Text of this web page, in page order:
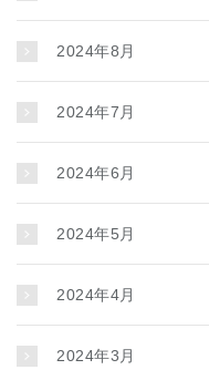
2024年8月
2024年7月
2024年6月
2024年5月
2024年4月
2024年3月